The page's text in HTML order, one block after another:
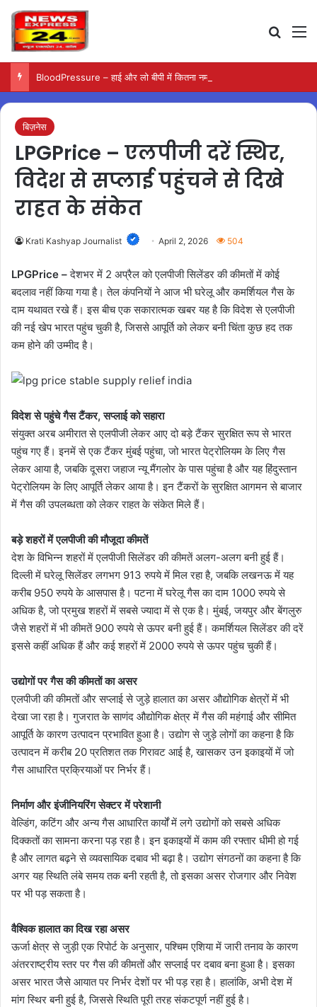
बिज़नेस
LPGPrice – एलपीजी दरें स्थिर,
विदेश से सप्लाई पहुंचने से दिखे
राहत के संकेत
Krati Kashyap Journalist April 2, 2026 504
LPGPrice –देशभर में 2 अप्रैल को एलपीजी सिलेंडर की कीमतों में कोई
बदलाव नहीं किया गया है। तेल कंपनियों ने आज भी घरेलू और कमर्शियल गैस के
दाम यथावत रखे हैं। इस बीच एक सकारात्मक खबर यह है कि विदेश से एलपीजी
की नई खेप भारत पहुंच चुकी है, जिससे आपूर्ति को लेकर बनी चिंता कुछ हद तक
कम होने की उम्मीद है।
विदेश से पहुंचे गैस टैंकर, सप्लाई को सहारा
संयुक्त अरब अमीरात से एलपीजी लेकर आए दो बड़े टैंकर सुरक्षित रूप से भारत
पहुंच गए हैं। इनमें से एक टैंकर मुंबई पहुंचा, जो भारत पेट्रोलियम के लिए गैस
लेकर आया है, जबकि दूसरा जहाज न्यू मैंगलोर के पास पहुंचा है और यह हिंदुस्तान
पेट्रोलियम के लिए आपूर्ति लेकर आया है। इन टैंकरों के सुरक्षित आगमन से बाजार
में गैस की उपलब्धता को लेकर राहत के संकेत मिले हैं।
बड़े शहरों में एलपीजी की मौजूदा कीमतें
देश के विभिन्न शहरों में एलपीजी सिलेंडर की कीमतें अलग-अलग बनी हुई हैं।
दिल्ली में घरेलू सिलेंडर लगभग 913 रुपये में मिल रहा है, जबकि लखनऊ में यह
करीब 950 रुपये के आसपास है। पटना में घरेलू गैस का दाम 1000 रुपये से
अधिक है, जो प्रमुख शहरों में सबसे ज्यादा में से एक है। मुंबई, जयपुर और बेंगलुरु
जैसे शहरों में भी कीमतें 900 रुपये से ऊपर बनी हुई हैं। कमर्शियल सिलेंडर की दरें
इससे कहीं अधिक हैं और कई शहरों में 2000 रुपये से ऊपर पहुंच चुकी हैं।
उद्योगों पर गैस की कीमतों का असर
एलपीजी की कीमतों और सप्लाई से जुड़े हालात का असर औद्योगिक क्षेत्रों में भी
देखा जा रहा है। गुजरात के साणंद औद्योगिक क्षेत्र में गैस की महंगाई और सीमित
आपूर्ति के कारण उत्पादन प्रभावित हुआ है। उद्योग से जुड़े लोगों का कहना है कि
उत्पादन में करीब 20 प्रतिशत तक गिरावट आई है, खासकर उन इकाइयों में जो
गैस आधारित प्रक्रियाओं पर निर्भर हैं।
निर्माण और इंजीनियरिंग सेक्टर में परेशानी
वेल्डिंग, कटिंग और अन्य गैस आधारित कार्यों में लगे उद्योगों को सबसे अधिक
दिक्कतों का सामना करना पड़ रहा है। इन इकाइयों में काम की रफ्तार धीमी हो गई
है और लागत बढ़ने से व्यवसायिक दबाव भी बढ़ा है। उद्योग संगठनों का कहना है कि
अगर यह स्थिति लंबे समय तक बनी रहती है, तो इसका असर रोजगार और निवेश
पर भी पड़ सकता है।
वैश्विक हालात का दिख रहा असर
ऊर्जा क्षेत्र से जुड़ी एक रिपोर्ट के अनुसार, पश्चिम एशिया में जारी तनाव के कारण
अंतरराष्ट्रीय स्तर पर गैस की कीमतों और सप्लाई पर दबाव बना हुआ है। इसका
असर भारत जैसे आयात पर निर्भर देशों पर भी पड़ रहा है। हालांकि, अभी देश में
मांग स्थिर बनी हुई है, जिससे स्थिति पूरी तरह संकटपूर्ण नहीं हुई है।